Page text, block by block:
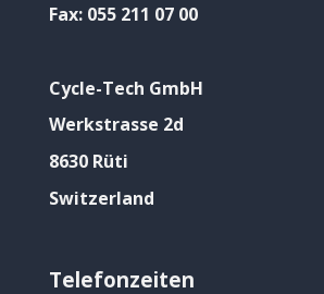
Fax: 055 211 07 00
Cycle-Tech GmbH
Werkstrasse 2d
8630 Rüti
Switzerland
Telefonzeiten